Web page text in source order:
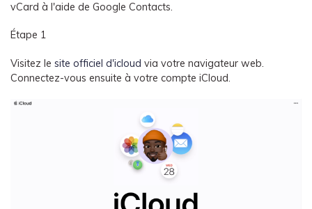
vCard à l'aide de Google Contacts.
Étape 1
Visitez le site officiel d'icloud via votre navigateur web.
Connectez-vous ensuite à votre compte iCloud.